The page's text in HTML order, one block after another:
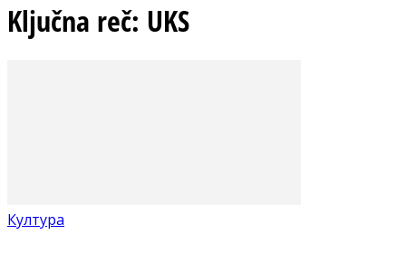
Ključna reč: UKS
Култура